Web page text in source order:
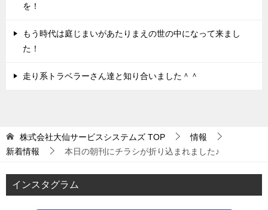
を！
もう時代は庭じまいがあたりまえの世の中になって来まし
た！
走り系トラベラーさん達と知り合いました＾＾
株式会社大仙サービスシステムズ TOP
情報
新着情報
本日の朝刊にチラシが折り込まれました♪
インスタグラム